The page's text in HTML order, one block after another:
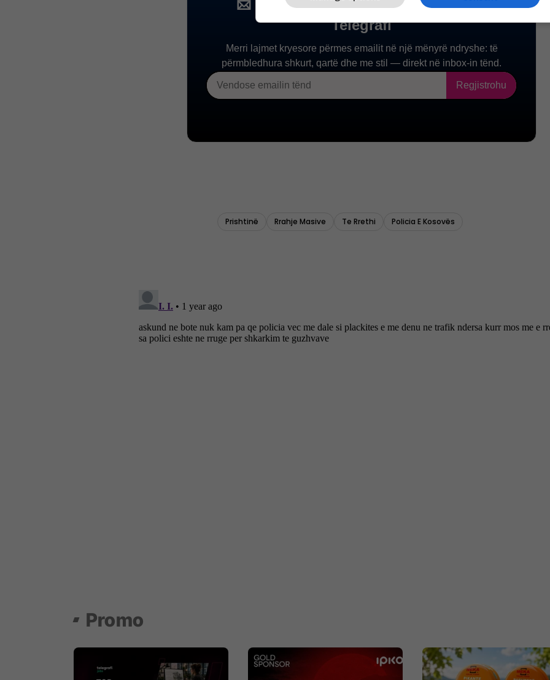
Prishtinë Rrahje Masive Te Rrethi Policia E Kosovës
Promo